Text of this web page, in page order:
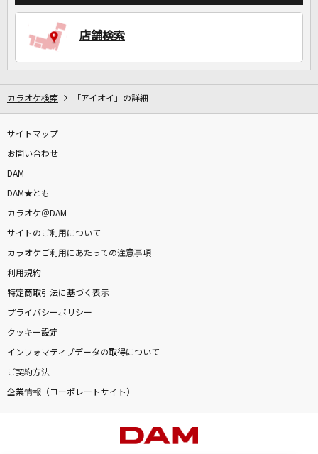
店舗検索
カラオケ検索 「アイオイ」の詳細
サイトマップ
お問い合わせ
DAM
DAM★とも
カラオケ＠DAM
サイトのご利用について
カラオケご利用にあたっての注意事項
利用規約
特定商取引法に基づく表示
プライバシーポリシー
クッキー設定
インフォマティブデータの取得について
ご契約方法
企業情報（コーポレートサイト）